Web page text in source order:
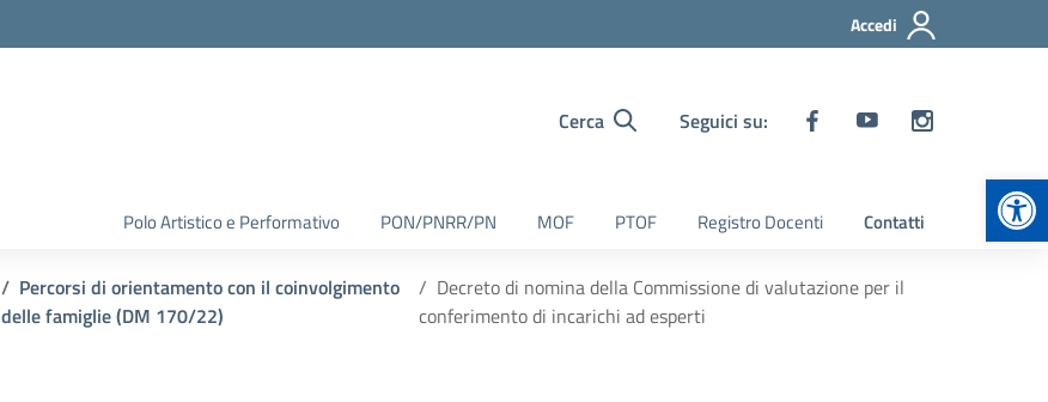
Accedi
Cerca Seguici su:
Polo Artistico e Performativo PON/PNRR/PN MOF PTOF Registro Docenti Contatti
Percorsi di orientamento con il coinvolgimento
delle famiglie (DM 170/22)
Decreto di nomina della Commissione di valutazione per il
conferimento di incarichi ad esperti